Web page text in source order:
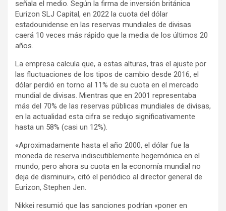
señala el medio. Según la firma de inversión británica
Eurizon SLJ Capital, en 2022 la cuota del dólar
estadounidense en las reservas mundiales de divisas
caerá 10 veces más rápido que la media de los últimos 20
años.
La empresa calcula que, a estas alturas, tras el ajuste por
las fluctuaciones de los tipos de cambio desde 2016, el
dólar perdió en torno al 11% de su cuota en el mercado
mundial de divisas. Mientras que en 2001 representaba
más del 70% de las reservas públicas mundiales de divisas,
en la actualidad esta cifra se redujo significativamente
hasta un 58% (casi un 12%).
«Aproximadamente hasta el año 2000, el dólar fue la
moneda de reserva indiscutiblemente hegemónica en el
mundo, pero ahora su cuota en la economía mundial no
deja de disminuir», citó el periódico al director general de
Eurizon, Stephen Jen.
Nikkei resumió que las sanciones podrían «poner en